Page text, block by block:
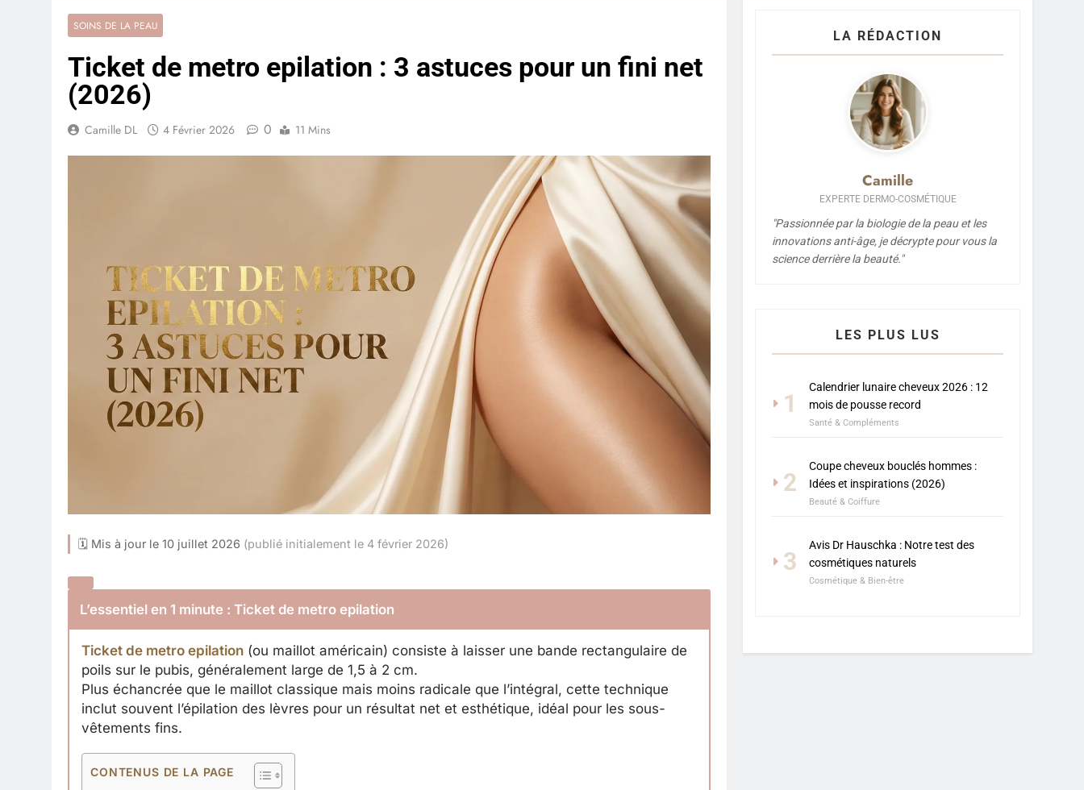
SOINS DE LA PEAU
Ticket de metro epilation : 3 astuces pour un fini net
(2026)
Camille DL 4 Février 2026 0 11 Mins
🗓 Mis à jour le 10 juillet 2026 (publié initialement le 4 février 2026)
L’essentiel en 1 minute : Ticket de metro epilation
Ticket de metro epilation (ou maillot américain) consiste à laisser une bande rectangulaire de
poils sur le pubis, généralement large de 1,5 à 2 cm.
Plus échancrée que le maillot classique mais moins radicale que l’intégral, cette technique
inclut souvent l’épilation des lèvres pour un résultat net et esthétique, idéal pour les sous-
vêtements fins.
CONTENUS DE LA PAGE
LA RÉDACTION
Camille
EXPERTE DERMO-COSMÉTIQUE
"Passionnée par la biologie de la peau et les
innovations anti-âge, je décrypte pour vous la
science derrière la beauté."
LES PLUS LUS
1
Calendrier lunaire cheveux 2026 : 12
mois de pousse record
Santé & Compléments
2
Coupe cheveux bouclés hommes :
Idées et inspirations (2026)
Beauté & Coiffure
3
Avis Dr Hauschka : Notre test des
cosmétiques naturels
Cosmétique & Bien-être